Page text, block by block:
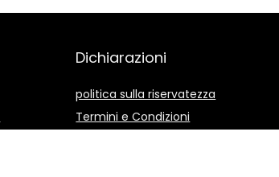
Dichiarazioni
politica sulla riservatezza
Termini e Condizioni